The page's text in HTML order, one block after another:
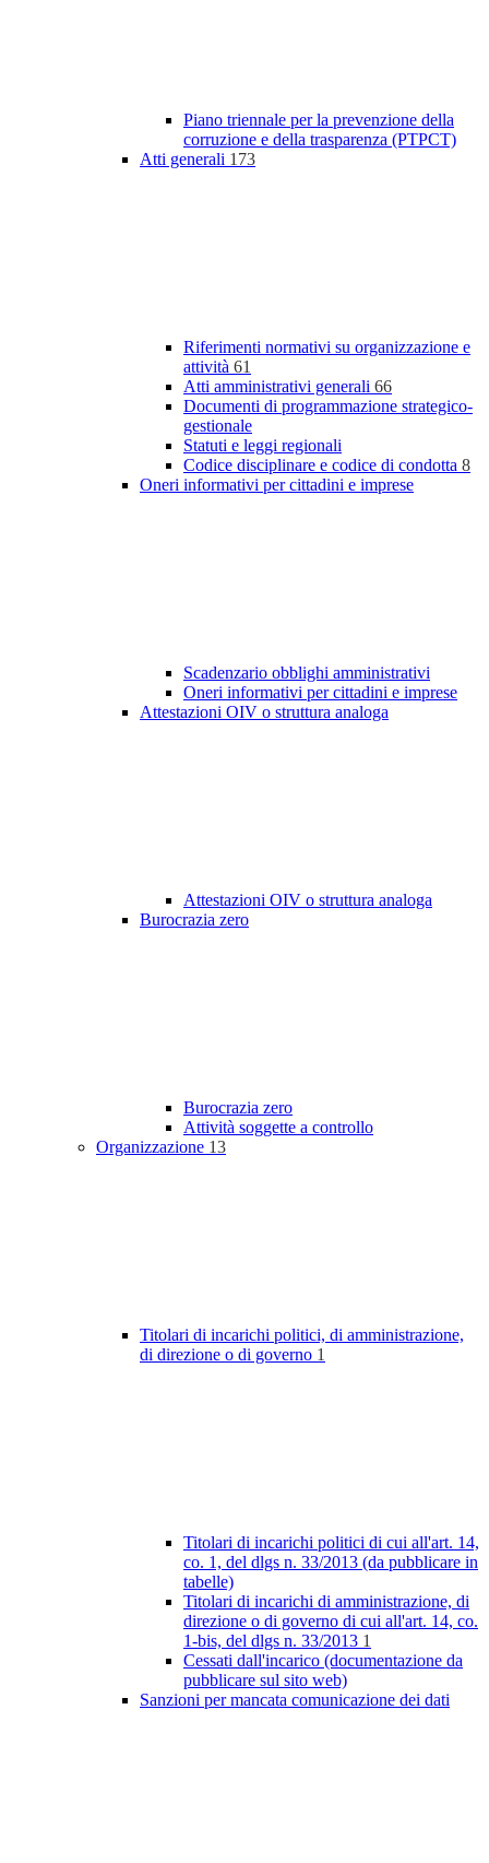
Piano triennale per la prevenzione della
corruzione e della trasparenza (PTPCT)
Atti generali 173
Riferimenti normativi su organizzazione e
attività 61
Atti amministrativi generali 66
Documenti di programmazione strategico-
gestionale
Statuti e leggi regionali
Codice disciplinare e codice di condotta 8
Oneri informativi per cittadini e imprese
Scadenzario obblighi amministrativi
Oneri informativi per cittadini e imprese
Attestazioni OIV o struttura analoga
Attestazioni OIV o struttura analoga
Burocrazia zero
Burocrazia zero
Attività soggette a controllo
Organizzazione 13
Titolari di incarichi politici, di amministrazione,
di direzione o di governo 1
Titolari di incarichi politici di cui all'art. 14,
co. 1, del dlgs n. 33/2013 (da pubblicare in
tabelle)
Titolari di incarichi di amministrazione, di
direzione o di governo di cui all'art. 14, co.
1-bis, del dlgs n. 33/2013 1
Cessati dall'incarico (documentazione da
pubblicare sul sito web)
Sanzioni per mancata comunicazione dei dati